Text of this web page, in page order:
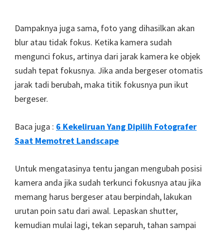
Dampaknya juga sama, foto yang dihasilkan akan
blur atau tidak fokus. Ketika kamera sudah
mengunci fokus, artinya dari jarak kamera ke objek
sudah tepat fokusnya. Jika anda bergeser otomatis
jarak tadi berubah, maka titik fokusnya pun ikut
bergeser.
Baca juga : 6 Kekeliruan Yang Dipilih Fotografer
Saat Memotret Landscape
Untuk mengatasinya tentu jangan mengubah posisi
kamera anda jika sudah terkunci fokusnya atau jika
memang harus bergeser atau berpindah, lakukan
urutan poin satu dari awal. Lepaskan shutter,
kemudian mulai lagi, tekan separuh, tahan sampai